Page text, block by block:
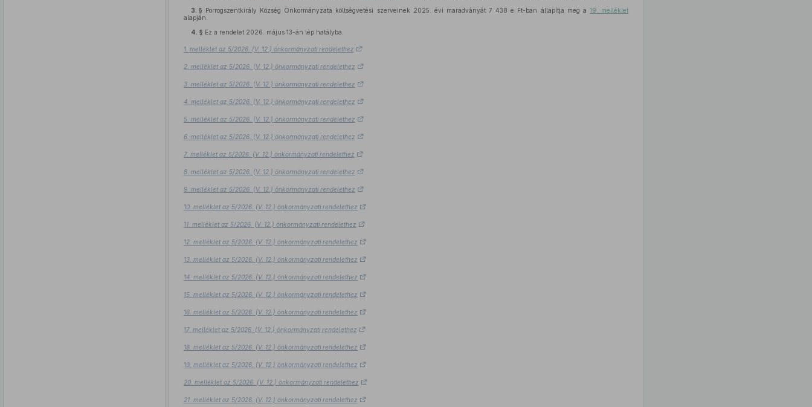
3. § Porrogszentkirály Község Önkormányzata költségvetési szerveinek 2025. évi maradványát 7 438 e Ft-ban állapítja meg a19. melléklet
alapján.
4. § Ez a rendelet 2026. május 13-án lép hatályba.
1. melléklet az 5/2026. (V. 12.) önkormányzati rendelethez
2. melléklet az 5/2026. (V. 12.) önkormányzati rendelethez
3. melléklet az 5/2026. (V. 12.) önkormányzati rendelethez
4. melléklet az 5/2026. (V. 12.) önkormányzati rendelethez
5. melléklet az 5/2026. (V. 12.) önkormányzati rendelethez
6. melléklet az 5/2026. (V. 12.) önkormányzati rendelethez
7. melléklet az 5/2026. (V. 12.) önkormányzati rendelethez
8. melléklet az 5/2026. (V. 12.) önkormányzati rendelethez
9. melléklet az 5/2026. (V. 12.) önkormányzati rendelethez
10. melléklet az 5/2026. (V. 12.) önkormányzati rendelethez
11. melléklet az 5/2026. (V. 12.) önkormányzati rendelethez
12. melléklet az 5/2026. (V. 12.) önkormányzati rendelethez
13. melléklet az 5/2026. (V. 12.) önkormányzati rendelethez
14. melléklet az 5/2026. (V. 12.) önkormányzati rendelethez
15. melléklet az 5/2026. (V. 12.) önkormányzati rendelethez
16. melléklet az 5/2026. (V. 12.) önkormányzati rendelethez
17. melléklet az 5/2026. (V. 12.) önkormányzati rendelethez
18. melléklet az 5/2026. (V. 12.) önkormányzati rendelethez
19. melléklet az 5/2026. (V. 12.) önkormányzati rendelethez
20. melléklet az 5/2026. (V. 12.) önkormányzati rendelethez
21. melléklet az 5/2026. (V. 12.) önkormányzati rendelethez